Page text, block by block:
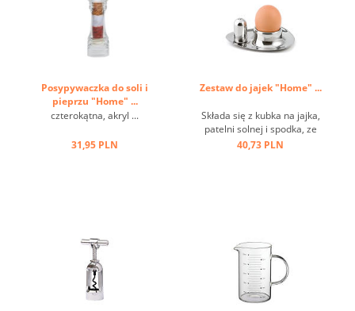
Posypywaczka do soli i
pieprzu "Home" ...
czterokątna, akryl ...
31,95 PLN
Zestaw do jajek "Home" ...
Składa się z kubka na jajka,
patelni solnej i spodka, ze
stali nierdzewnej ...
40,73 PLN